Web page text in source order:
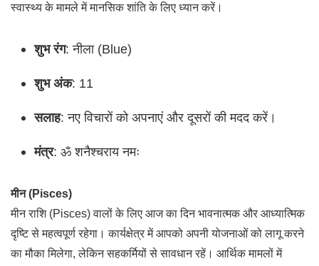
स्वास्थ्य के मामले में मानसिक शांति के लिए ध्यान करें।
शुभ रंग: नीला (Blue)
शुभ अंक: 11
सलाह: नए विचारों को अपनाएं और दूसरों की मदद करें।
मंत्र: ॐ शनैश्चराय नमः
मीन (Pisces)
मीन राशि (Pisces) वालों के लिए आज का दिन भावनात्मक और आध्यात्मिक
दृष्टि से महत्वपूर्ण रहेगा। कार्यक्षेत्र में आपको अपनी योजनाओं को लागू करने
का मौका मिलेगा, लेकिन सहकर्मियों से सावधान रहें। आर्थिक मामलों में